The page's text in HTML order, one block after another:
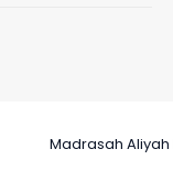
Madrasah Aliyah